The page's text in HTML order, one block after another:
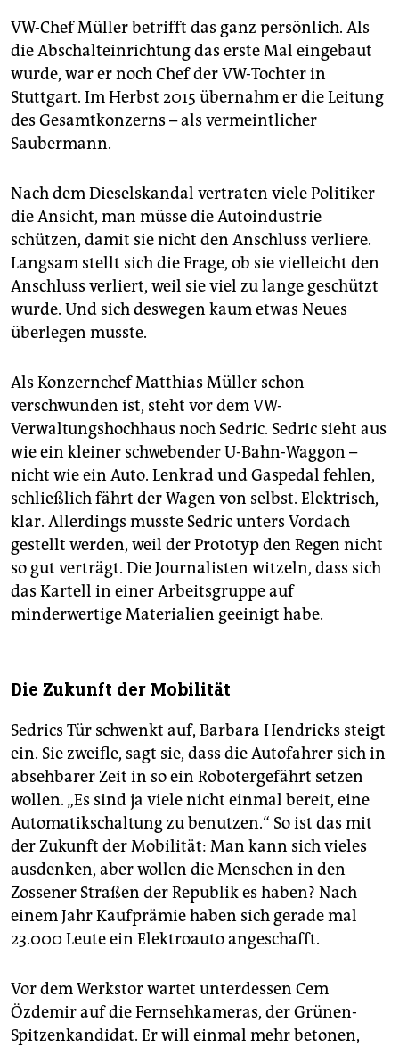
VW-Chef Müller betrifft das ganz persönlich. Als
die Abschalteinrichtung das erste Mal eingebaut
wurde, war er noch Chef der VW-Tochter in
Stuttgart. Im Herbst 2015 übernahm er die Leitung
des Gesamtkonzerns – als vermeintlicher
Saubermann.
Nach dem Dieselskandal vertraten viele Politiker
die Ansicht, man müsse die Autoindustrie
schützen, damit sie nicht den Anschluss verliere.
Langsam stellt sich die Frage, ob sie vielleicht den
Anschluss verliert, weil sie viel zu lange geschützt
wurde. Und sich deswegen kaum etwas Neues
überlegen musste.
Als Konzernchef Matthias Müller schon
verschwunden ist, steht vor dem VW-
Verwaltungshochhaus noch Sedric. Sedric sieht aus
wie ein kleiner schwebender U-Bahn-Waggon –
nicht wie ein Auto. Lenkrad und Gaspedal fehlen,
schließlich fährt der Wagen von selbst. Elektrisch,
klar. Allerdings musste Sedric unters Vordach
gestellt werden, weil der Prototyp den Regen nicht
so gut verträgt. Die Journalisten witzeln, dass sich
das Kartell in einer Arbeitsgruppe auf
minderwertige Materialien geeinigt habe.
Die Zukunft der Mobilität
Sedrics Tür schwenkt auf, Barbara Hendricks steigt
ein. Sie zweifle, sagt sie, dass die Autofahrer sich in
absehbarer Zeit in so ein Robotergefährt setzen
wollen. „Es sind ja viele nicht einmal bereit, eine
Automatikschaltung zu benutzen.“ So ist das mit
der Zukunft der Mobilität: Man kann sich vieles
ausdenken, aber wollen die Menschen in den
Zossener Straßen der Republik es haben? Nach
einem Jahr Kaufprämie haben sich gerade mal
23.000 Leute ein Elektroauto angeschafft.
Vor dem Werkstor wartet unterdessen Cem
Özdemir auf die Fernsehkameras, der Grünen-
Spitzenkandidat. Er will einmal mehr betonen,